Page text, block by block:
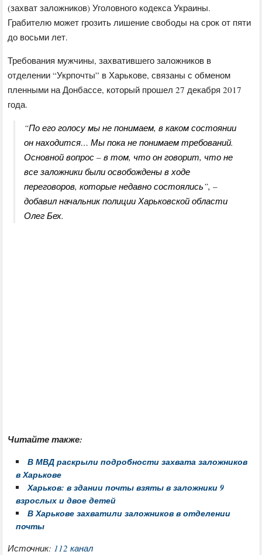
(захват заложников) Уголовного кодекса Украины.
Грабителю может грозить лишение свободы на срок от пяти
до восьми лет.
Требования мужчины, захватившего заложников в
отделении “Укрпочты” в Харькове, связаны с обменом
пленными на Донбассе, который прошел 27 декабря 2017
года.
“По его голосу мы не понимаем, в каком состоянии
он находится… Мы пока не понимаем требований.
Основной вопрос – в том, что он говорит, что не
все заложники были освобождены в ходе
переговоров, которые недавно состоялись”, –
добавил начальник полиции Харьковской области
Олег Бех.
Читайте также:
В МВД раскрыли подробности захвата заложников
в Харькове
Харьков: в здании почты взяты в заложники 9
взрослых и двое детей
В Харькове захватили заложников в отделении
почты
Источник: 112 канал